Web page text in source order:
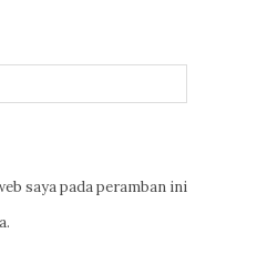
saya pada peramban ini